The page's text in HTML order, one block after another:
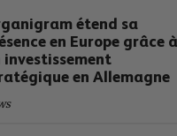
étend sa
en Europe grâce à
investissement
en Allemagne